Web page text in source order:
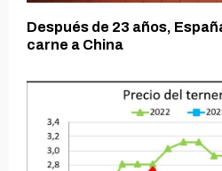
Después de 23 años,
carne a China